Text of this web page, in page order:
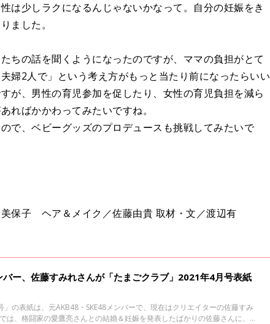
は少しラクになるんじゃないかなって。自分の妊娠をき
ました。
ちの話を聞くようになったのですが、ママの負担がとて
婦2人で」という考え方がもっと当たり前になったらいい
が、男性の育児参加を促したり、女性の育児負担を減ら
ればかかわってみたいですね。
で、ベビーグッズのプロデュースも挑戦してみたいで
保子 ヘア＆メイク／佐藤由貴 取材・文／渡辺有
バー、佐藤すみれさんが「たまごクラブ」2021年4月号表紙
」の表紙は、元AKB48・SKE48メンバーで、現在はクリエイターの佐藤すみ
は、格闘家の愛鷹亮さんとの結婚＆妊娠を発表したばかりの佐藤さんに、初